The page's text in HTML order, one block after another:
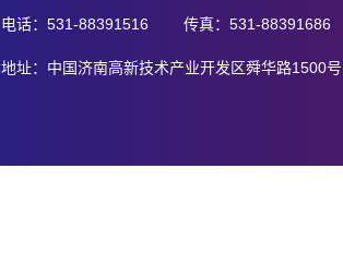
电话：531-88391516 传真：531-88391686
地址：中国济南高新技术产业开发区舜华路